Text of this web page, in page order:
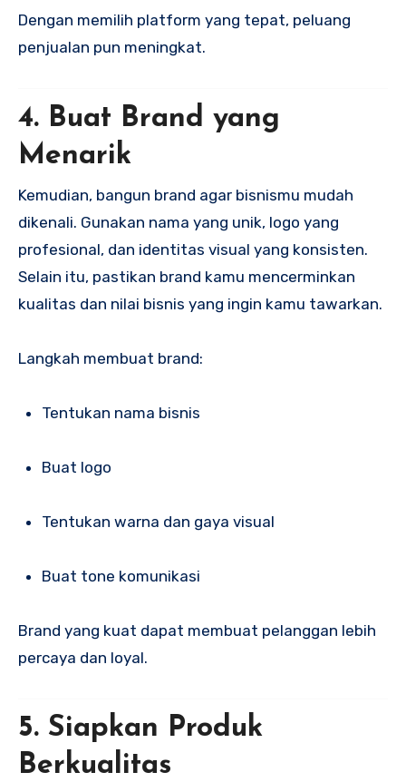
Dengan memilih platform yang tepat, peluang
penjualan pun meningkat.
4. Buat Brand yang
Menarik
Kemudian, bangun brand agar bisnismu mudah
dikenali. Gunakan nama yang unik, logo yang
profesional, dan identitas visual yang konsisten.
Selain itu, pastikan brand kamu mencerminkan
kualitas dan nilai bisnis yang ingin kamu tawarkan.
Langkah membuat brand:
Tentukan nama bisnis
Buat logo
Tentukan warna dan gaya visual
Buat tone komunikasi
Brand yang kuat dapat membuat pelanggan lebih
percaya dan loyal.
5. Siapkan Produk
Berkualitas